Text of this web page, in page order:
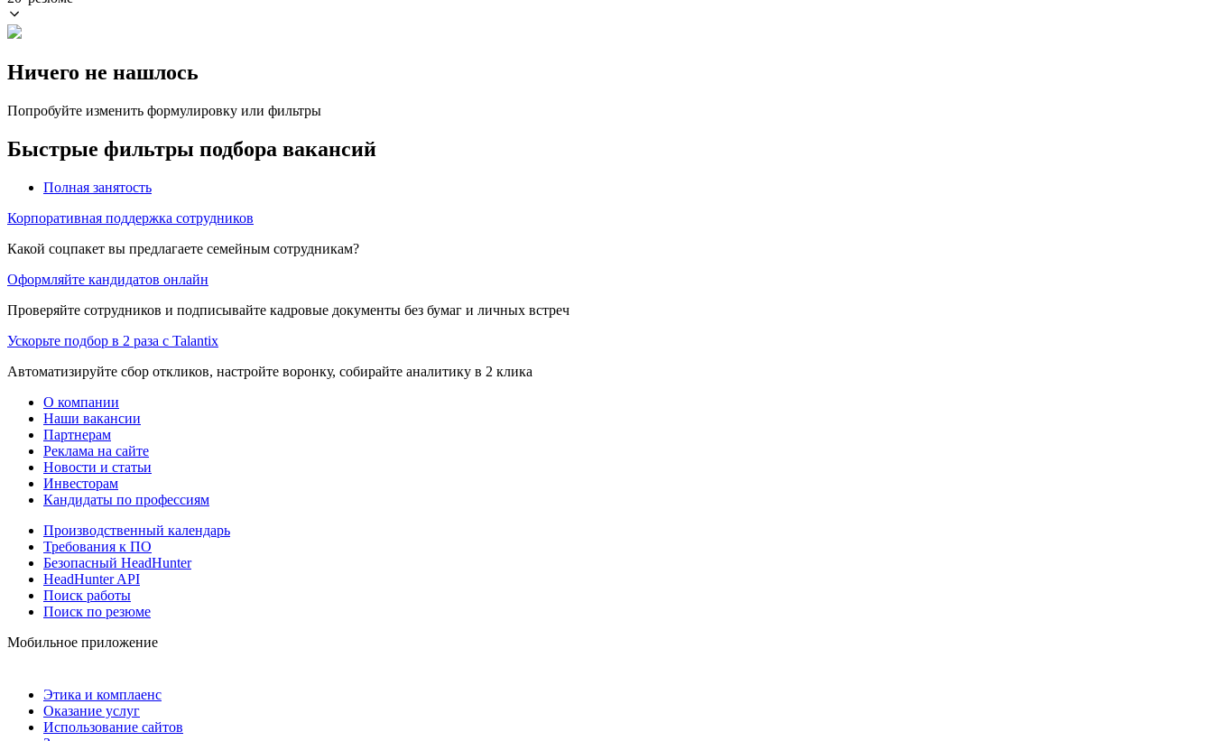
Ничего не нашлось
Попробуйте изменить формулировку или фильтры
Быстрые фильтры подбора вакансий
Полная занятость
Корпоративная поддержка сотрудников
Какой соцпакет вы предлагаете семейным сотрудникам?
Оформляйте кандидатов онлайн
Проверяйте сотрудников и подписывайте кадровые документы без бумаг и личных встреч
Ускорьте подбор в 2 раза с Talantix
Автоматизируйте сбор откликов, настройте воронку, собирайте аналитику в 2 клика
О компании
Наши вакансии
Партнерам
Реклама на сайте
Новости и статьи
Инвесторам
Кандидаты по профессиям
Производственный календарь
Требования к ПО
Безопасный HeadHunter
HeadHunter API
Поиск работы
Поиск по резюме
Мобильное приложение
Этика и комплаенс
Оказание услуг
Использование сайтов